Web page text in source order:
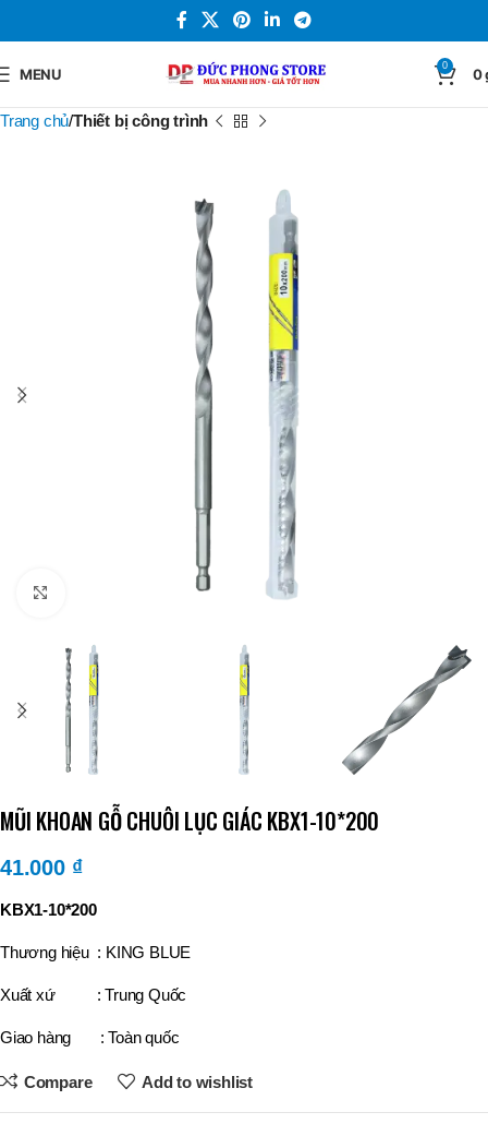
MENU 0 0
Trang chủ Thiết bị công trình
MŨI KHOAN GỖ CHUÔI LỤC GIÁC KBX1-10*200
41.000 ₫
KBX1-10*200
Thương hiệu : KING BLUE
Xuất xứ : Trung Quốc
Giao hàng : Toàn quốc
Compare Add to wishlist